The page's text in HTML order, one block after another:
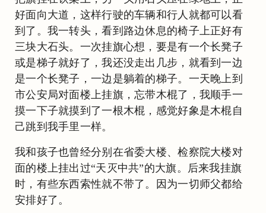
好面向大道，这样行驶的车辆和行人就都可以看
到了。我一转头，看到路边休息的椅子上正好有
三块大石头。一次挂旗心想，要是有一个长凳子
或是梯子就好了，我还没走出几步，就看到一边
是一个长凳子，一边是躺着的梯子。一天晚上到
市公安局对面楼上挂旗，忘带木棍了，我顺手一
摸一下子就摸到了一根木棍，感觉好象是木棍自
己跳到我手里一样。
我和孩子也曾经分别在省委大楼、检察院大楼对
面的楼上挂出过“天灭中共”的大旗。后来我挂旗
时，有些东西索性就不带了。因为一切师父都给
安排好了。